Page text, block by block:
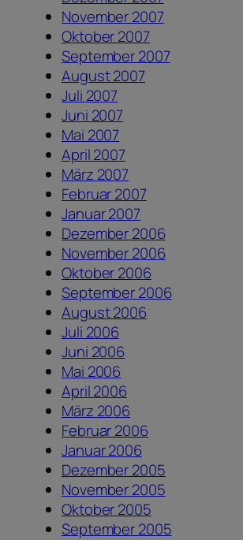
November 2007
Oktober 2007
September 2007
August 2007
Juli 2007
Juni 2007
Mai 2007
April 2007
März 2007
Februar 2007
Januar 2007
Dezember 2006
November 2006
Oktober 2006
September 2006
August 2006
Juli 2006
Juni 2006
Mai 2006
April 2006
März 2006
Februar 2006
Januar 2006
Dezember 2005
November 2005
Oktober 2005
September 2005